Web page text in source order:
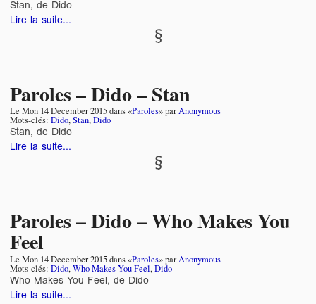
Stan, de Dido
Lire la suite...
Paroles – Dido – Stan
Le Mon 14 December 2015dans «Paroles» parAnonymous
Mots-clés: Dido,Stan,Dido
Stan, de Dido
Lire la suite...
Paroles – Dido – Who Makes You
Feel
Le Mon 14 December 2015dans «Paroles» parAnonymous
Mots-clés: Dido,Who Makes You Feel,Dido
Who Makes You Feel, de Dido
Lire la suite...